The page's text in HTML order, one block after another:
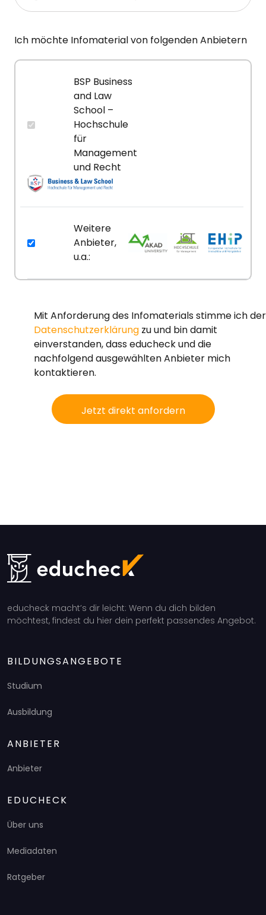
Ich möchte Infomaterial von folgenden Anbietern
BSP Business
and Law
School –
Hochschule
für
Management
und Recht
Weitere
Anbieter,
u.a.:
Mit Anforderung des Infomaterials stimme ich der
Datenschutzerklärung zu und bin damit
einverstanden, dass educheck und die
nachfolgend ausgewählten Anbieter mich
kontaktieren.
Jetzt direkt anfordern
educheck macht’s dir leicht: Wenn du dich bilden
möchtest, findest du hier dein perfekt passendes Angebot.
BILDUNGSANGEBOTE
Studium
Ausbildung
ANBIETER
Anbieter
EDUCHECK
Über uns
Mediadaten
Ratgeber